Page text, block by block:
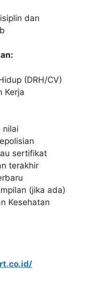
dan
(DRH/CV)
Kerja
sertifikat
terakhir
(jika ada)
Kesehatan